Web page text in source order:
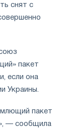
снят с
пакет
если она
Украины.
пакет
— сообщила